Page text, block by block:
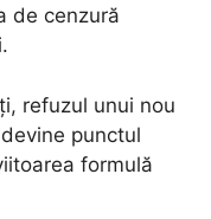
de cenzură
refuzul unui nou
punctul
formulă